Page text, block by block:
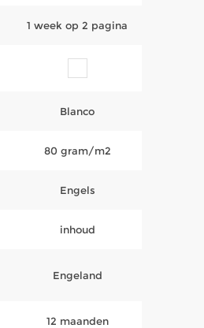
1 week op 2 pagina
Blanco
80 gram/m2
Engels
inhoud
Engeland
12 maanden